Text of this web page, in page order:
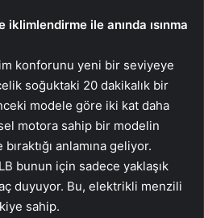
ile anında ısınma
konforunu yeni bir seviyeye
soğuktaki 20 dakikalık bir
modele göre iki kat daha
motora sahip bir modelin
anlamına geliyor.
bunun için sadece yaklaşık
duyuyor. Bu, elektrikli menzili
sahip.